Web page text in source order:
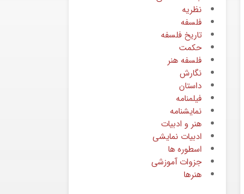
نظریه
فلسفه
تاریخ فلسفه
حکمت
فلسفه هنر
نگارش
داستان
فیلمنامه
نمایشنامه
هنر و ادبیات
ادبیات نمایشی
اسطوره ها
جزوات آموزشی
هنرها